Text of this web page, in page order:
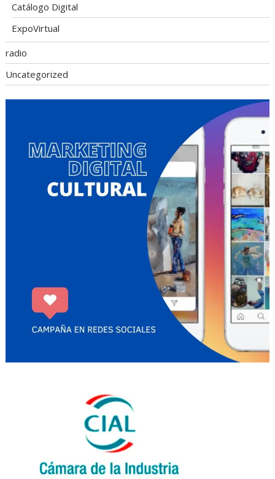
Catálogo Digital
ExpoVirtual
radio
Uncategorized